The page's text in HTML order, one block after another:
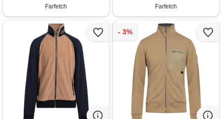
Farfetch Farfetch